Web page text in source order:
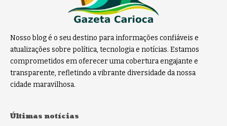
Nosso blog é o seu destino para informações confiáveis e
atualizações sobre política, tecnologia e notícias. Estamos
comprometidos em oferecer uma cobertura engajante e
transparente, refletindo a vibrante diversidade da nossa
cidade maravilhosa.
Últimas notícias